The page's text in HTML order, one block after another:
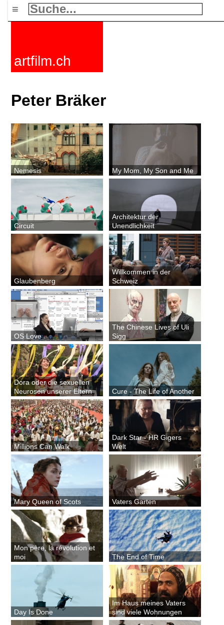
≡
artfilm.ch
Peter Bräker
Nemesis My Mom, My Son and Me
Circuit
Architektur der
Unendlichkeit
Glaubenberg
Willkommen in der
Schweiz
OS Love
The Chinese Lives of Uli
Sigg
Dora oder die sexuellen
Neurosen unserer Eltern
Cure - The Life of Another
Millions Can Walk
Dark Star - HR Gigers
Welt
Mary Queen of Scots Vaters Garten
Mon père, la révolution et
moi
The End of Time
Day Is Done
Im Haus meines Vaters
sind viele Wohnungen